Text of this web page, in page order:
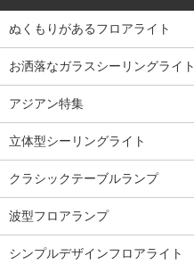
ぬくもりがあるフロアライト
お洒落なガラスシーリングライト
アジアン特集
立体型シーリングライト
クラシックテーブルランプ
波型フロアランプ
シンプルデザインフロアライト